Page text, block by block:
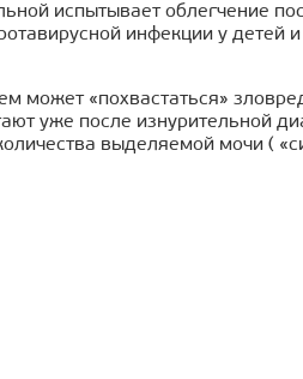
испытывает облегчение
инфекции у детей
может «похвастаться»
уже после изнурительной
выделяемой мочи (